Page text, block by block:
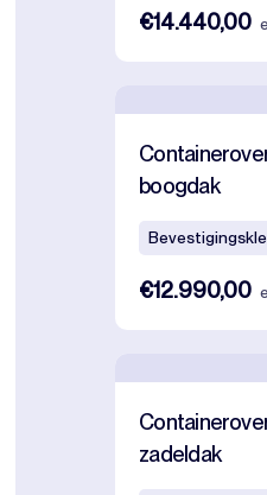
€14.440,00
boogdak
€12.990,00
zadeldak